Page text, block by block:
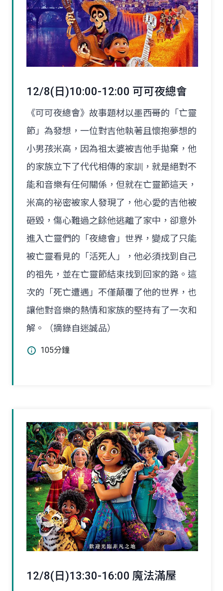
12/8(日)10:00-12:00 可可夜總會
《可可夜總會》故事題材以墨西哥的「亡靈
節」為發想，一位對吉他執著且懷抱夢想的
小男孩米高，因為祖太婆被吉他手拋棄，他
的家族立下了代代相傳的家訓，就是絕對不
能和音樂有任何關係，但就在亡靈節這天，
米高的祕密被家人發現了，他心愛的吉他被
砸毀，傷心難過之餘他逃離了家中，卻意外
進入亡靈們的「夜總會」世界，變成了只能
被亡靈看見的「活死人」，他必須找到自己
的祖先，並在亡靈節結束找到回家的路。這
次的「死亡遭遇」不僅顛覆了他的世界，也
讓他對音樂的熱情和家族的堅持有了一次和
解。（摘錄自迷誠品）
105分鐘
12/8(日)13:30-16:00 魔法滿屋